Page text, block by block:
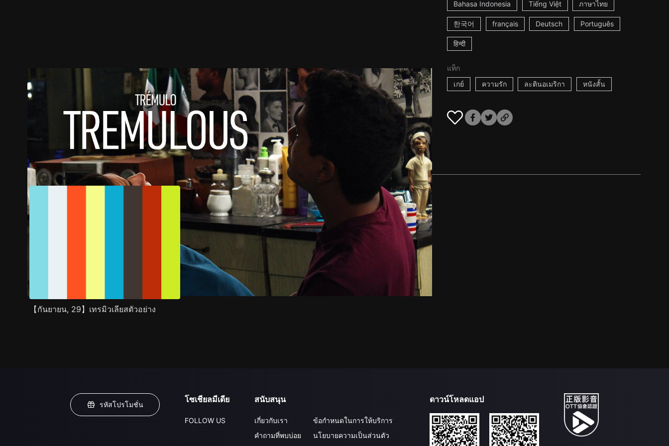
Bahasa Indonesia Tiếng Việt ภาษาไทย
한국어 français Deutsch Português
हिन्दी
แท็ก
เกย์
ความรัก ละตินอเมริกา หนังสั้น
ตัวอย่าง ภาพนิ่ง เนื้อหาที่แนะนำ รายละเอียด
【กันยายน, 29】เทรมิวเลียสตัวอย่าง
รหัสโปรโมชั่น
โซเชียลมีเดีย
FOLLOW US
สนับสนุน
เกี่ยวกับเรา
คำถามที่พบบ่อย
ข้อกำหนดในการให้บริการ
นโยบายความเป็นส่วนตัว
ดาวน์โหลดแอป